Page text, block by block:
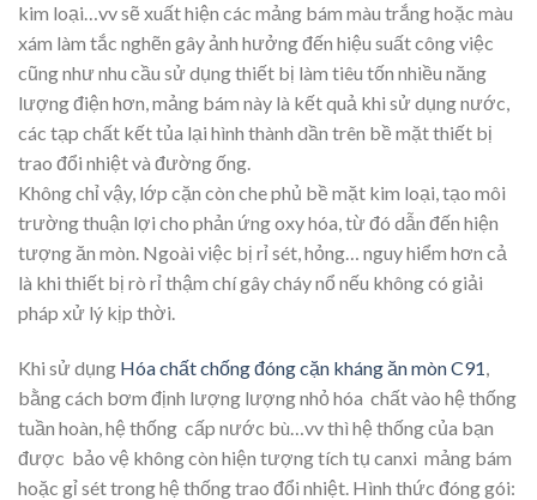
kim loại…vv sẽ xuất hiện các mảng bám màu trắng hoặc màu
xám làm tắc nghẽn gây ảnh hưởng đến hiệu suất công việc
cũng như nhu cầu sử dụng thiết bị làm tiêu tốn nhiều năng
lượng điện hơn, mảng bám này là kết quả khi sử dụng nước,
các tạp chất kết tủa lại hình thành dần trên bề mặt thiết bị
trao đổi nhiệt và đường ống.
Không chỉ vậy, lớp cặn còn che phủ bề mặt kim loại, tạo môi
trường thuận lợi cho phản ứng oxy hóa, từ đó dẫn đến hiện
tượng ăn mòn. Ngoài việc bị rỉ sét, hỏng… nguy hiểm hơn cả
là khi thiết bị rò rỉ thậm chí gây cháy nổ nếu không có giải
pháp xử lý kịp thời.
Khi sử dụng Hóa chất chống đóng cặn kháng ăn mòn C91,
bằng cách bơm định lượng lượng nhỏ hóa chất vào hệ thống
tuần hoàn, hệ thống cấp nước bù…vv thì hệ thống của bạn
được bảo vệ không còn hiện tượng tích tụ canxi mảng bám
hoặc gỉ sét trong hệ thống trao đổi nhiệt. Hình thức đóng gói: